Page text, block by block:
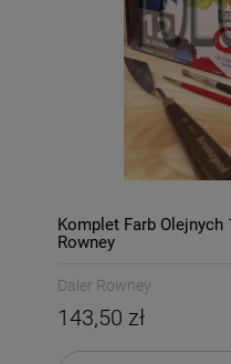
Komplet Farb Olejnych
Rowney
Daler Rowney
143,50 zł